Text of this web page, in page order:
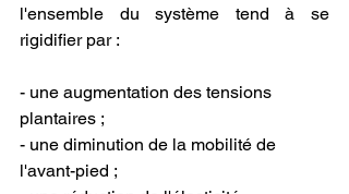
l'ensemble du système tend à se
rigidifier par :
- une augmentation des tensions
plantaires ;
- une diminution de la mobilité de
l'avant-pied ;